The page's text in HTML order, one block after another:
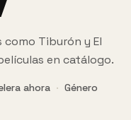
Tiburón y El
en catálogo.
ahora · Género